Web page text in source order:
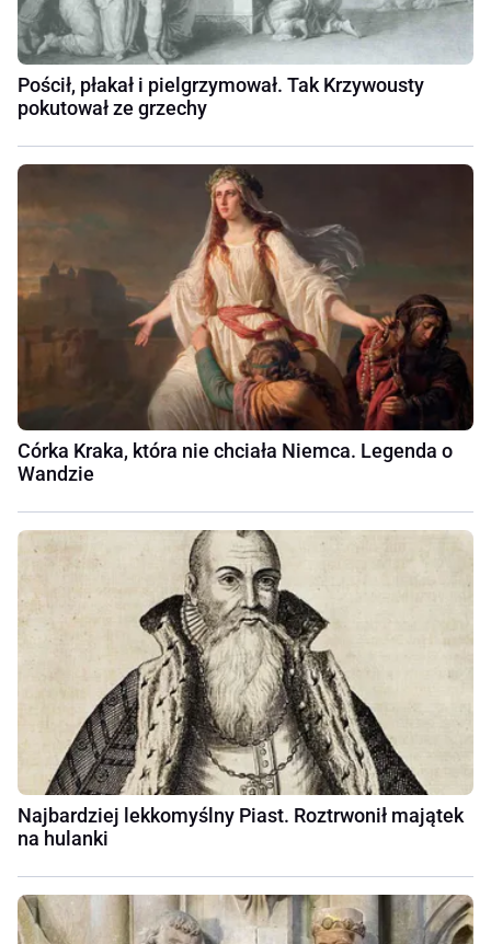
Pościł, płakał i pielgrzymował. Tak Krzywousty
pokutował ze grzechy
Córka Kraka, która nie chciała Niemca. Legenda o
Wandzie
Najbardziej lekkomyślny Piast. Roztrwonił majątek
na hulanki